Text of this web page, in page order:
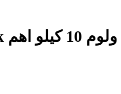
ولوم 10 کیلو اهم b10k